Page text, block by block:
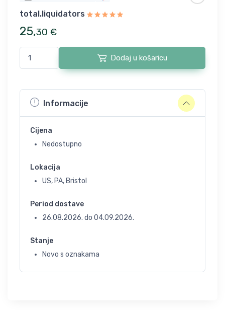
total.liquidators
25,30 €
Dodaj u košaricu
Informacije
Cijena
Nedostupno
Lokacija
US, PA, Bristol
Period dostave
26.08.2026. do 04.09.2026.
Stanje
Novo s oznakama